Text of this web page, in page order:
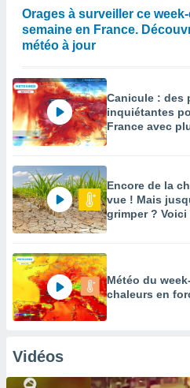
Orages à surveiller ce
semaine en France.
météo à jour
Canicule : des
inquiétantes
France avec
Encore de la
vue ! Mais
grimper ?
Météo du
chaleurs en
Vidéos